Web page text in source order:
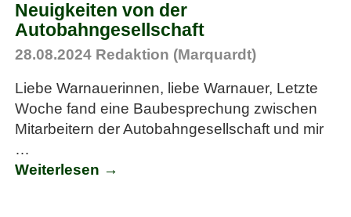
Neuigkeiten von der
Autobahngesellschaft
28.08.2024 Redaktion (Marquardt)
Liebe Warnauerinnen, liebe Warnauer, Letzte
Woche fand eine Baubesprechung zwischen
Mitarbeitern der Autobahngesellschaft und mir
…
Weiterlesen →